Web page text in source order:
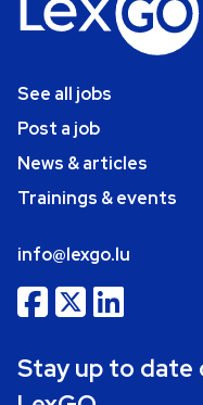
See all jobs
Post a job
News & articles
Trainings & events
info@lexgo.lu
Stay up to